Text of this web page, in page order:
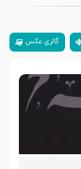
گالری عکس